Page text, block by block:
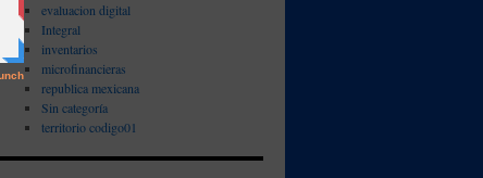
evaluacion digital
Integral
inventarios
microfinancieras
republica mexicana
Sin categoría
territorio codigo01